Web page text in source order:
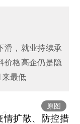
滑，就业持续承
价格高企仍是隐
最低
原图
情扩散、防控措